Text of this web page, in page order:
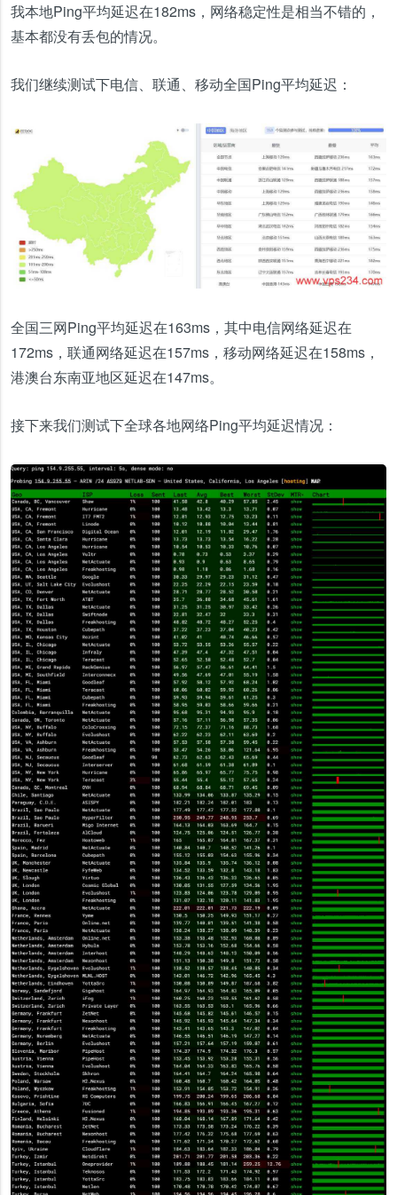
我本地Ping平均延迟在182ms，网络稳定性是相当不错的，
基本都没有丢包的情况。
我们继续测试下电信、联通、移动全国Ping平均延迟：
全国三网Ping平均延迟在163ms，其中电信网络延迟在
172ms，联通网络延迟在157ms，移动网络延迟在158ms，
港澳台东南亚地区延迟在147ms。
接下来我们测试下全球各地网络Ping平均延迟情况：